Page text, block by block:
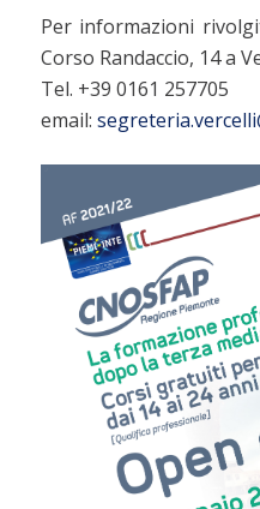
Per informazioni
Corso Randaccio, 14 a
Tel. +39 0161 257705
email: